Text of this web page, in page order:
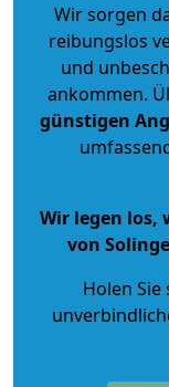
Wir sorgen
reibungslos
und
ankommen.
günstigen
Wir legen los,
von
Holen